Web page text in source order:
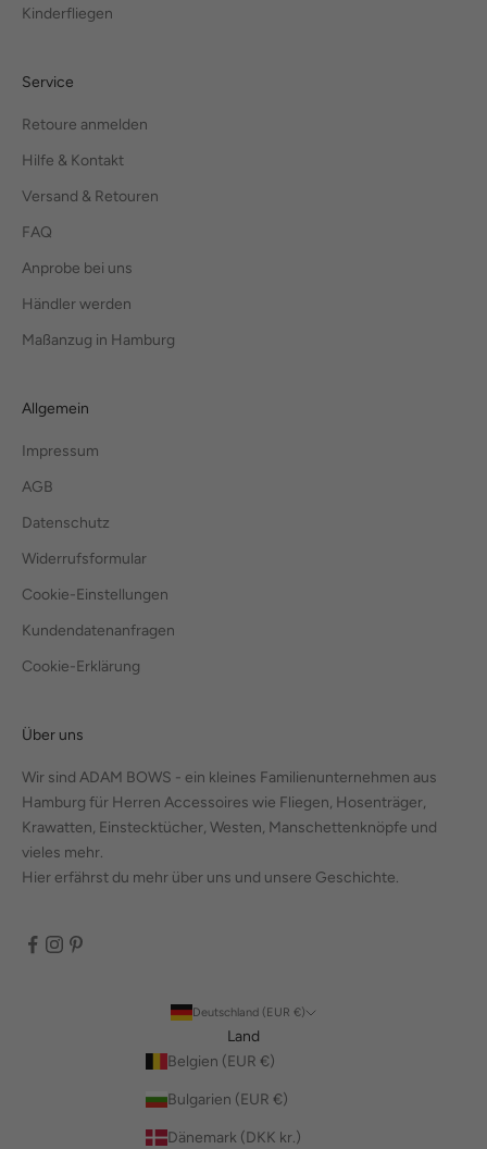
Kinderfliegen
Service
Retoure anmelden
Hilfe & Kontakt
Versand & Retouren
FAQ
Anprobe bei uns
Händler werden
Maßanzug in Hamburg
Allgemein
Impressum
AGB
Datenschutz
Widerrufsformular
Cookie-Einstellungen
Kundendatenanfragen
Cookie-Erklärung
Über uns
Wir sind ADAM BOWS - ein kleines Familienunternehmen aus
Hamburg für Herren Accessoires wie Fliegen, Hosenträger,
Krawatten, Einstecktücher, Westen, Manschettenknöpfe und
vieles mehr.
Hier erfährst du mehr über uns und unsere Geschichte.
Deutschland (EUR €)
Land
Belgien (EUR €)
Bulgarien (EUR €)
Dänemark (DKK kr.)